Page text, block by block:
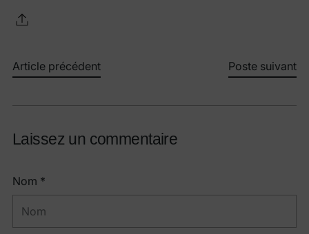
Article précédent Poste suivant
Laissez un commentaire
Nom *